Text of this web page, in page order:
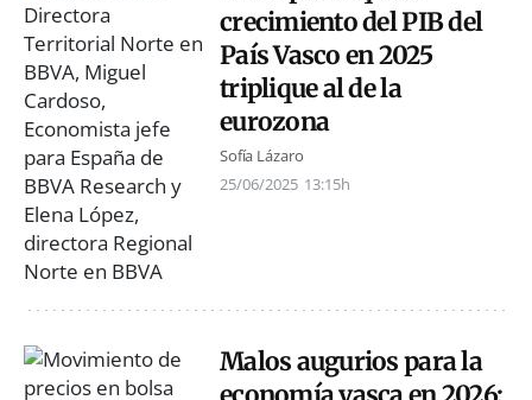
crecimiento del PIB del
País Vasco en 2025
triplique al de la
eurozona
Sofía Lázaro
25/06/2025 13:15h
Malos augurios para la